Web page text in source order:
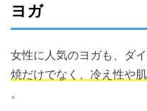
ヨガ
女性に人気のヨガも、ダ
焼だけでなく、冷え性や
。